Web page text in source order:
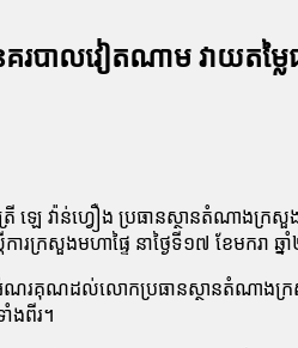
លវៀតណាម វាយតម្លៃជ
េ វ៉ាន់ហ្វឿង ប្រធានស្ថានតំណាងក្រ
ក្រសួងមហាផ្ទៃ នាថ្ងៃទី១៧ ខែមករា
ងអំណរគុណដល់លោកប្រធានស្ថានតំណាង
ងពីរ។